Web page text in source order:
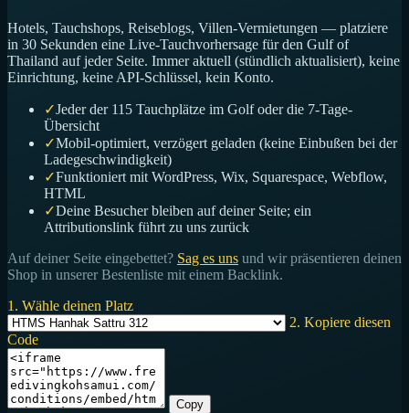
Hotels, Tauchshops, Reiseblogs, Villen-Vermietungen — platziere
in 30 Sekunden eine Live-Tauchvorhersage für den Gulf of
Thailand auf jeder Seite. Immer aktuell (stündlich aktualisiert), keine
Einrichtung, keine API-Schlüssel, kein Konto.
✓Jeder der 115 Tauchplätze im Golf oder die 7-Tage-
Übersicht
✓Mobil-optimiert, verzögert geladen (keine Einbußen bei der
Ladegeschwindigkeit)
✓Funktioniert mit WordPress, Wix, Squarespace, Webflow,
HTML
✓Deine Besucher bleiben auf deiner Seite; ein
Attributionslink führt zu uns zurück
Auf deiner Seite eingebettet? Sag es uns und wir präsentieren deinen
Shop in unserer Bestenliste mit einem Backlink.
1. Wähle deinen Platz
2. Kopiere diesen
Code
Copy